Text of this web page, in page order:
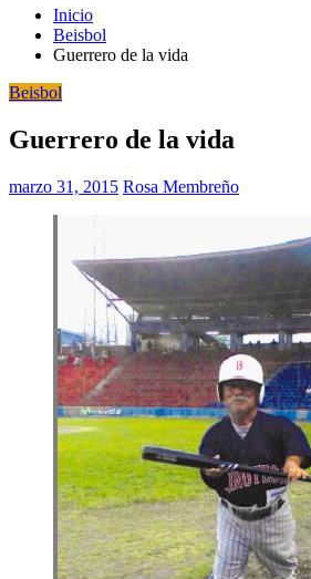
Inicio
Beisbol
Guerrero de la vida
Beisbol
Guerrero de la vida
marzo 31, 2015 Rosa Membreño